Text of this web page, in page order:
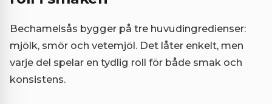
Bechamelsås bygger på tre huvudingredienser:
mjölk, smör och vetemjöl. Det låter enkelt, men
varje del spelar en tydlig roll för både smak och
konsistens.